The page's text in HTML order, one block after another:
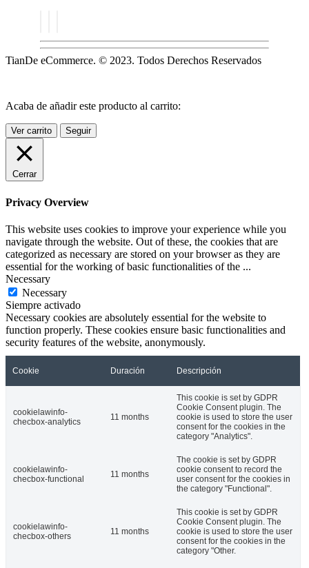
TianDe eCommerce. © 2023. Todos Derechos Reservados
Acaba de añadir este producto al carrito:
Ver carrito Seguir
Cerrar
Privacy Overview
This website uses cookies to improve your experience while you
navigate through the website. Out of these, the cookies that are
categorized as necessary are stored on your browser as they are
essential for the working of basic functionalities of the ...
Necessary
Necessary
Siempre activado
Necessary cookies are absolutely essential for the website to
function properly. These cookies ensure basic functionalities and
security features of the website, anonymously.
Cookie Duración Descripción
cookielawinfo-
checbox-analytics
11 months
This cookie is set by GDPR
Cookie Consent plugin. The
cookie is used to store the user
consent for the cookies in the
category "Analytics".
cookielawinfo-
checbox-functional
11 months
The cookie is set by GDPR
cookie consent to record the
user consent for the cookies in
the category "Functional".
cookielawinfo-
checbox-others
11 months
This cookie is set by GDPR
Cookie Consent plugin. The
cookie is used to store the user
consent for the cookies in the
category "Other.